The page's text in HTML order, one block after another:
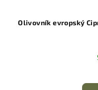
Olivovník evropský